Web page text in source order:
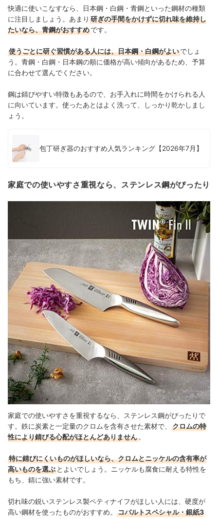
快適に使いこなすなら、日本鋼・白鋼・青鋼といった鋼材の種類
に注目しましょう。あまり 研ぎの手間をかけずに切れ味を維持し
たいなら、青鋼がおすすめです。
使うごとに研ぐ習慣がある人には、日本鋼・白鋼がよいでしょ
う。青鋼・白鋼・日本鋼の順に価格が高い傾向があるため、予算
に合わせて選んでください。
鋼は錆びやすい特徴もあるので、お手入れに時間をかけられる人
に向いています。使ったあとはよく洗って、しっかり乾かしまし
ょう。
包丁研ぎ器のおすすめ人気ランキング【2026年7月】
家庭での使いやすさ重視なら、ステンレス鋼がぴったり
出典：amazon.co.jp
家庭での使いやすさを重視するなら、ステンレス鋼がぴったりで
す。鉄に炭素と一定量のクロムを含有させた素材で、
クロムの特
性により錆びる心配がほとんどありません 。
特に錆びにくいものがほしいなら、クロムとニッケルの含有率が
高いものを選ぶ とよいでしょう。ニッケルも腐食に耐える特性を
もち、錆に強い素材です。
切れ味の鋭いステンレス製ペティナイフがほしい人には、硬度が
高い鋼材を使ったものがおすすめ。
コバルトスペシャル・銀紙3